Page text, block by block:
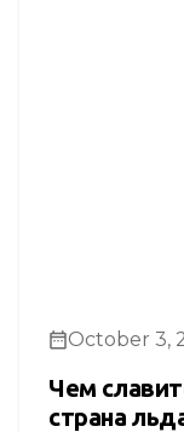
October 3,
Чем
страна